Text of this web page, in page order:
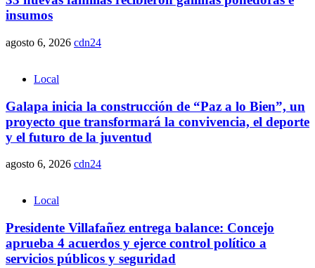
insumos
agosto 6, 2026 cdn24
Local
Galapa inicia la construcción de “Paz a lo Bien”, un
proyecto que transformará la convivencia, el deporte
y el futuro de la juventud
agosto 6, 2026 cdn24
Local
Presidente Villafañez entrega balance: Concejo
aprueba 4 acuerdos y ejerce control político a
servicios públicos y seguridad